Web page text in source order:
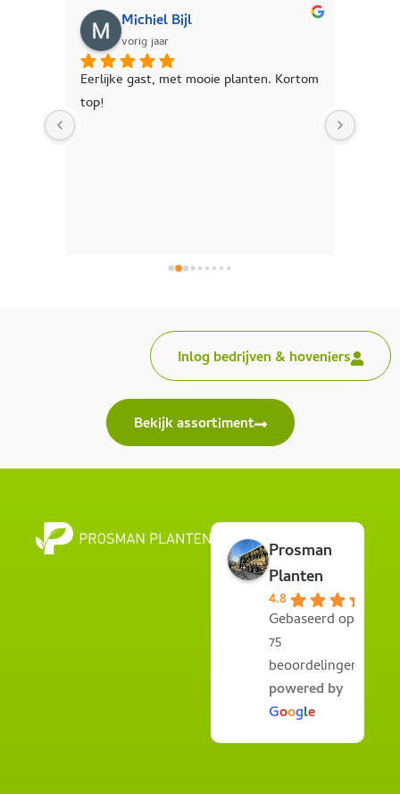
Michiel Bijl
vorig jaar
Eerlijke gast, met mooie planten. Kortom
top!
Inlog bedrijven & hoveniers
Bekijk assortiment
Prosman
Planten
4.8
Gebaseerd op
75
beoordelingen
powered by
Google